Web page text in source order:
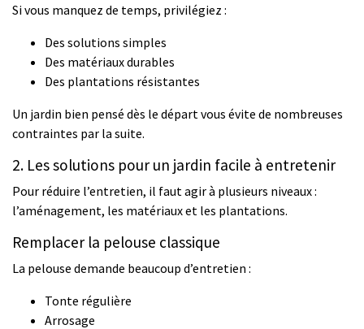
Si vous manquez de temps, privilégiez :
Des solutions simples
Des matériaux durables
Des plantations résistantes
Un jardin bien pensé dès le départ vous évite de nombreuses
contraintes par la suite.
2. Les solutions pour un jardin facile à entretenir
Pour réduire l’entretien, il faut agir à plusieurs niveaux :
l’aménagement, les matériaux et les plantations.
Remplacer la pelouse classique
La pelouse demande beaucoup d’entretien :
Tonte régulière
Arrosage